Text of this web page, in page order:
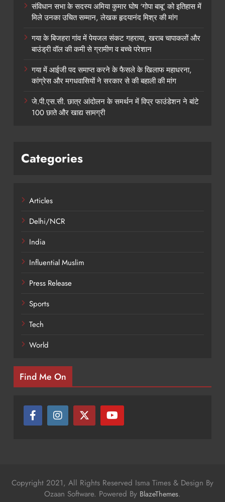
संविधान सभा के सदस्य अमिया कुमार घोष ‘गोपा बाबू’ को इतिहास में
मिले उनका उचित सम्मान, लेखक हृदयानंद मिश्र की मांग
गया के बिजहरा गांव में पेयजल संकट गहराया, खराब चापाकलों और
बाउंड्री वॉल की कमी से ग्रामीण व बच्चे परेशान
गया में आईजी पद समाप्त करने के फैसले के खिलाफ महाधरना,
कांग्रेस और मगधवासियों ने सरकार से की बहाली की मांग
जे.पी.एस.सी. छात्र आंदोलन के समर्थन में विप्र फाउंडेशन ने बांटे
100 छाते और खाद्य सामग्री
Categories
Articles
Delhi/NCR
India
Influential Muslim
Press Release
Sports
Tech
World
Find Me On
Copyright 2021, All Rights Reserved Isma Times & Design By
Ozaan Software. Powered By BlazeThemes.